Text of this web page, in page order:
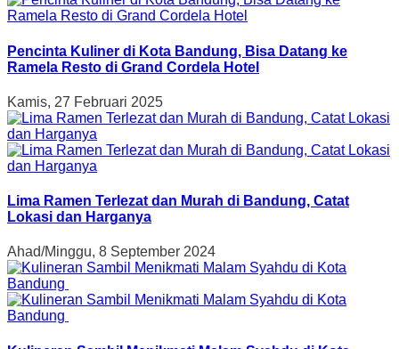
Pencinta Kuliner di Kota Bandung, Bisa Datang ke
Ramela Resto di Grand Cordela Hotel
Kamis, 27 Februari 2025
Lima Ramen Terlezat dan Murah di Bandung, Catat
Lokasi dan Harganya
Ahad/Minggu, 8 September 2024